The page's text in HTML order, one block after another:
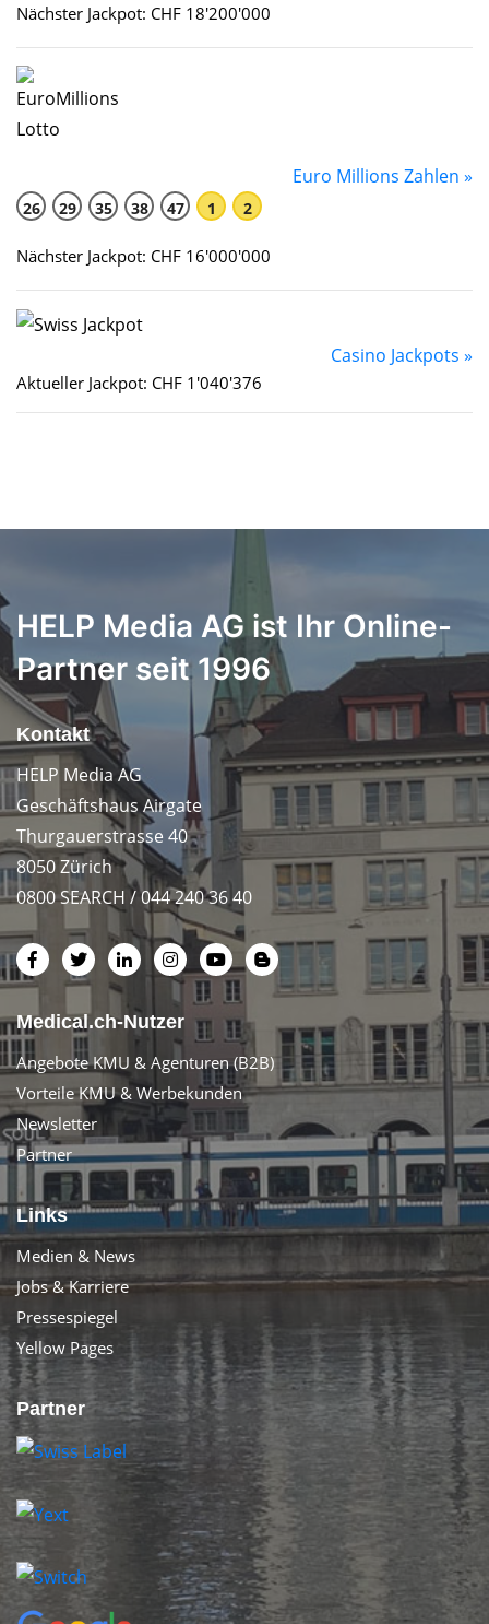
Nächster Jackpot: CHF 18'200'000
Euro Millions Zahlen »
26 29 35 38 47 1 2
Nächster Jackpot: CHF 16'000'000
Casino Jackpots »
Aktueller Jackpot: CHF 1'040'376
HELP Media AG ist Ihr Online-
Partner seit 1996
Kontakt
HELP Media AG
Geschäftshaus Airgate
Thurgauerstrasse 40
8050 Zürich
0800 SEARCH / 044 240 36 40
Medical.ch-Nutzer
Angebote KMU & Agenturen (B2B)
Vorteile KMU & Werbekunden
Newsletter
Partner
Links
Medien & News
Jobs & Karriere
Pressespiegel
Yellow Pages
Partner